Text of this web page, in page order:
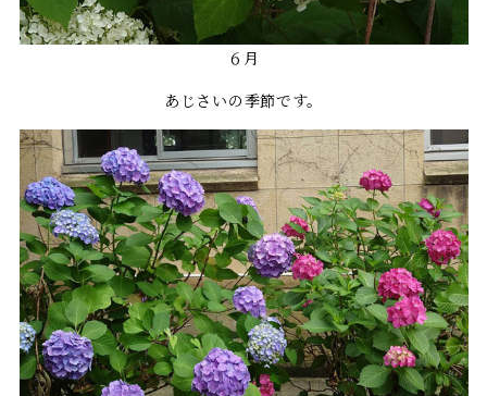
６月
あじさいの季節です。